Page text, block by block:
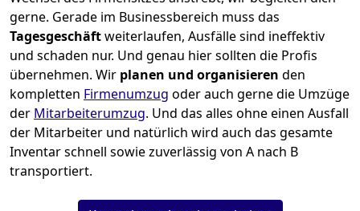
gerne. Gerade im Businessbereich muss das
Tagesgeschäftweiterlaufen, Ausfälle sind ineffektiv
und schaden nur. Und genau hier sollten die Profis
übernehmen. Wir planen und organisieren den
kompletten Firmenumzug oder auch gerne die Umzüge
der Mitarbeiterumzug. Und das alles ohne einen Ausfall
der Mitarbeiter und natürlich wird auch das gesamte
Inventar schnell sowie zuverlässig von A nach B
transportiert.